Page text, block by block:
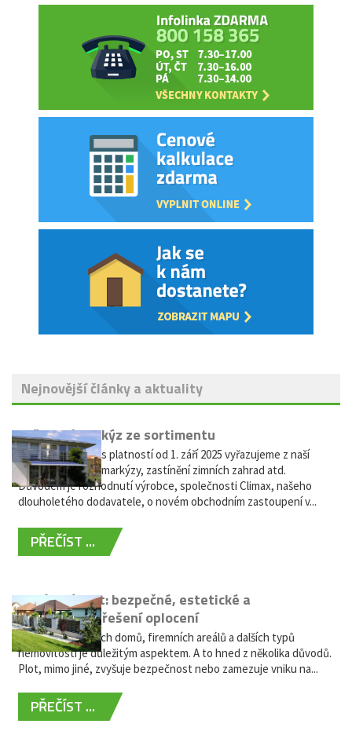
Nejnovější články a aktuality
Vyřazení markýz ze sortimentu
Vážení zákazníci, s platností od 1. září 2025 vyřazujeme z naší
nabídky výsuvné markýzy, zastínění zimních zahrad atd.
Důvodem je rozhodnutí výrobce, společnosti Climax, našeho
dlouholetého dodavatele, o novém obchodním zastoupení v...
PŘEČÍST ...
Hliníkový plot: bezpečné, estetické a
bezúdržbové řešení oplocení
Oplocení rodinných domů, firemních areálů a dalších typů
nemovitostí je důležitým aspektem. A to hned z několika důvodů.
Plot, mimo jiné, zvyšuje bezpečnost nebo zamezuje vniku na...
PŘEČÍST ...